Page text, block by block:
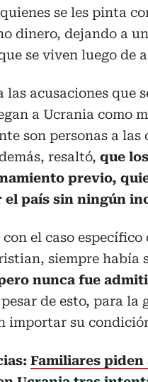
se les pinta
dinero, dejando a
se viven luego de
las acusaciones que
a Ucrania como
son personas a
resaltó, que
previo,
el país sin ningún
el caso
siempre
nunca fue
de esto, para
importar su
Familiares